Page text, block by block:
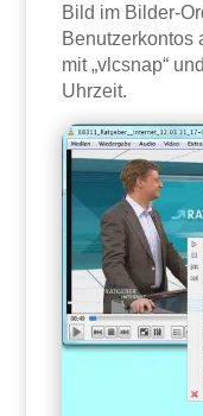
Bild im Bilder-
Benutzerkontos
mit „vlcsnap“
Uhrzeit.